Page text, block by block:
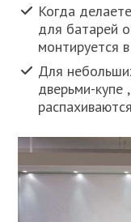
Когда
для батарей
монтируется
Для
дверьми-купе